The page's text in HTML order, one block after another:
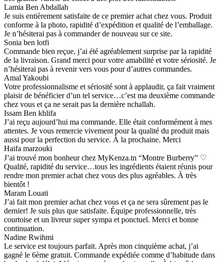
Lamia Ben Abdallah
Je suis entièrement satisfaite de ce premier achat chez vous. Produit
conforme à la photo, rapidité d’expédition et qualité de l’emballage.
Je n’hésiterai pas à commander de nouveau sur ce site.
Sonia ben lotfi
Commande bien reçue, j’ai été agréablement surprise par la rapidité
de la livraison. Grand merci pour votre amabilité et votre sériosité. Je
n’hésiterai pas à revenir vers vous pour d’autres commandes.
Amal Yakoubi
Votre professionnalisme et sériosité sont à applaudir, ça fait vraiment
plaisir de bénéficier d’un tel service…c’est ma deuxième commande
chez vous et ça ne serait pas la dernière nchallah.
Issam Ben khlifa
J’ai reçu aujourd’hui ma commande. Elle était conformément à mes
attentes. Je vous remercie vivement pour la qualité du produit mais
aussi pour la perfection du service. À la prochaine. Merci
Haifa marzouki
J’ai trouvé mon bonheur chez MyKenza.tn “Montre Burberry” ♡
Qualité, rapidité du service…tous les ingrédients étaient réunis pour
rendre mon premier achat chez vous des plus agréables. À très
bientôt !
Maram Louati
J’ai fait mon premier achat chez vous et ça ne sera sûrement pas le
dernier! Je suis plus que satisfaite. Équipe professionnelle, très
courtoise et un livreur super sympa et ponctuel. Merci et bonne
continuation.
Nadine Rwihmi
Le service est toujours parfait. Après mon cinquième achat, j’ai
gagné le 6ème gratuit. Commande expédiée comme d’habitude dans